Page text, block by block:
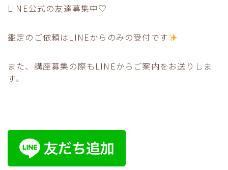
LINE公式の友達募集中♡
鑑定のご依頼はLINEからのみの受付です
また、講座募集の際もLINEからご案内をお送りしま
す。